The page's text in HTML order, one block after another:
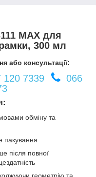
MAX для
300 мл
або консультації:
120 7339
066
обміну та
пакування
після повної